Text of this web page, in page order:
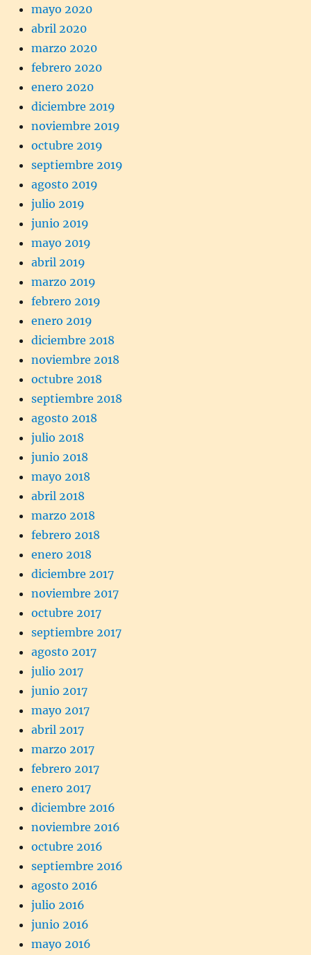
mayo 2020
abril 2020
marzo 2020
febrero 2020
enero 2020
diciembre 2019
noviembre 2019
octubre 2019
septiembre 2019
agosto 2019
julio 2019
junio 2019
mayo 2019
abril 2019
marzo 2019
febrero 2019
enero 2019
diciembre 2018
noviembre 2018
octubre 2018
septiembre 2018
agosto 2018
julio 2018
junio 2018
mayo 2018
abril 2018
marzo 2018
febrero 2018
enero 2018
diciembre 2017
noviembre 2017
octubre 2017
septiembre 2017
agosto 2017
julio 2017
junio 2017
mayo 2017
abril 2017
marzo 2017
febrero 2017
enero 2017
diciembre 2016
noviembre 2016
octubre 2016
septiembre 2016
agosto 2016
julio 2016
junio 2016
mayo 2016